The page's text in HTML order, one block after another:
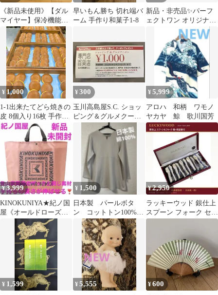
《新品未使用》【ダル
マイヤー】保冷機能付
きエコバッグ
早いもん勝ち 切れ端バ
ーム 手作り和菓子1-8
新品・非売品✨パーフ
ェクトワン オリジナル
ポーチ 高島屋 花柄
¥1,000
1-1出来たてどら焼きの
皮 8個入り16枚 手作り
和菓子
¥300
玉川高島屋S.C. ショッ
ピング＆グルメクーポ
ン 1000円分
¥5,999
アロハ 和柄 ワモノ
ヤカヤ 鯨 歌川国芳
¥3,999
KINOKUNIYA★紀ノ国
屋《オールドローズ》
アジャスタブルストラ
ップ★新品
¥ 1,500
日本製 パールボタ
ン コットトン100%チ
ュニック 大きいサイ
¥2,950
ラッキーウッド 銀仕上
スプーン フォーク セッ
ト 箱付 未使用 銀メッ
¥ 1,599 ¥5,555 ¥600